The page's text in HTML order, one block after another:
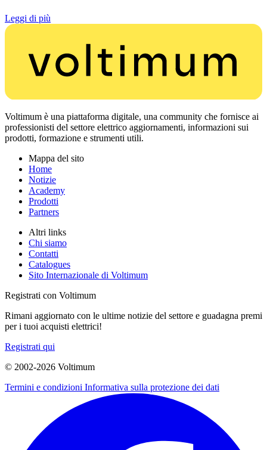
Leggi di più
Voltimum è una piattaforma digitale, una community che fornisce ai
professionisti del settore elettrico aggiornamenti, informazioni sui
prodotti, formazione e strumenti utili.
Mappa del sito
Home
Notizie
Academy
Prodotti
Partners
Altri links
Chi siamo
Contatti
Catalogues
Sito Internazionale di Voltimum
Registrati con Voltimum
Rimani aggiornato con le ultime notizie del settore e guadagna premi
per i tuoi acquisti elettrici!
Registrati qui
© 2002-2026 Voltimum
Termini e condizioni Informativa sulla protezione dei dati